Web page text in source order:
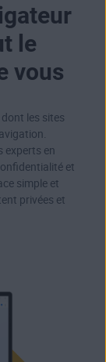
le
vous
les sites
experts en
et
simple et
privées et